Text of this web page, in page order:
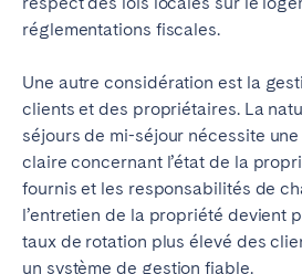
réglementations fiscales.
Une autre considération est la
clients et des propriétaires. La
séjours de mi-séjour nécessite
claire concernant l’état de la
fournis et les responsabilités de
l’entretien de la propriété devient
taux de rotation plus élevé des
un système de gestion fiable.